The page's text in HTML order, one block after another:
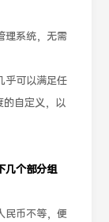
理系统，无需
乎可以满足任
的自定义，以
几个部分组
民币不等，便